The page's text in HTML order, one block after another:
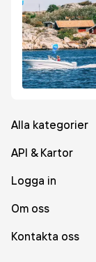
Alla kategorier
API & Kartor
Logga in
Om oss
Kontakta oss